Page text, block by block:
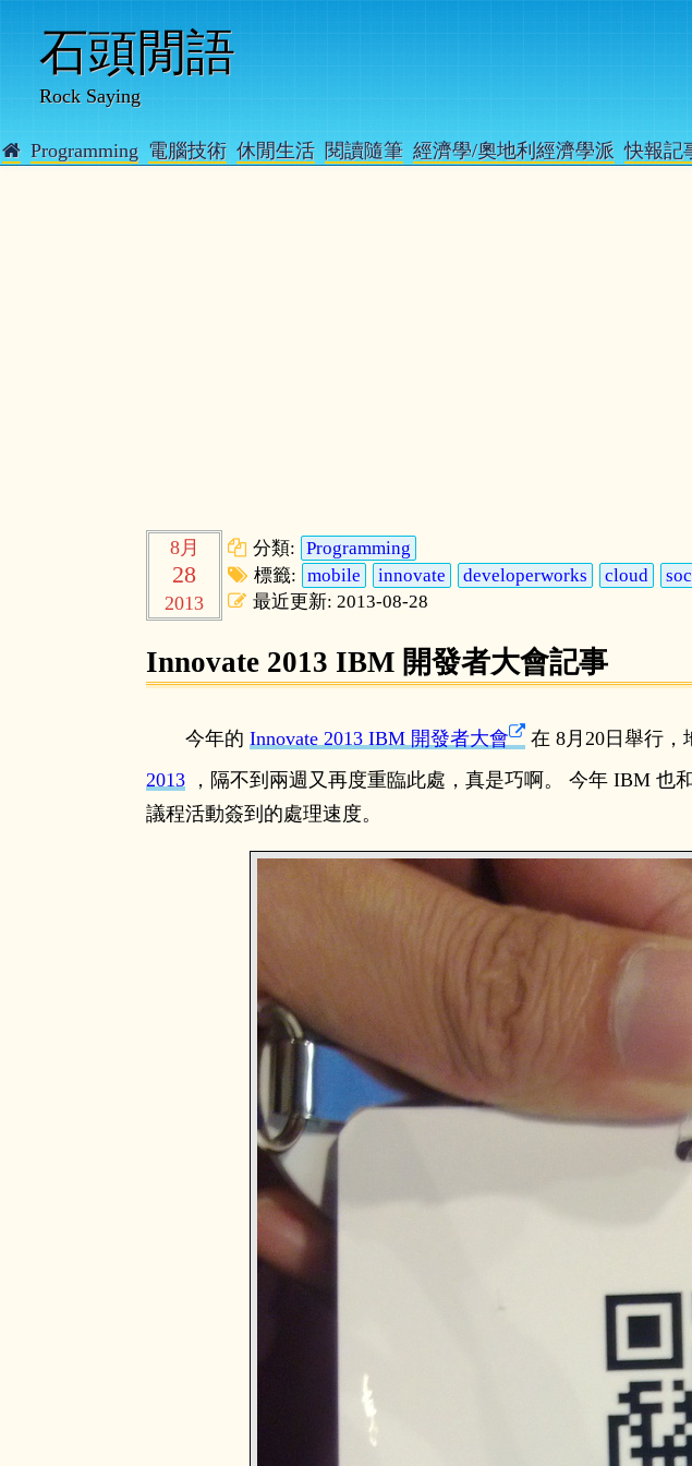
石頭閒語
Rock Saying
 Programming 電腦技術 休閒生活 閱讀隨筆 經濟學/奧地利經濟學派 快報記
8月
28
2013
分類: Programming
標籤: mobile innovate developerworks cloud
最近更新: 2013-08-28
Innovate 2013 IBM 開發者大會記事
今年的Innovate 2013 IBM 開發者大會 在 8月20日舉行
2013 ，隔不到兩週又再度重臨此處，真是巧啊。 今年 IBM 也
議程活動簽到的處理速度。